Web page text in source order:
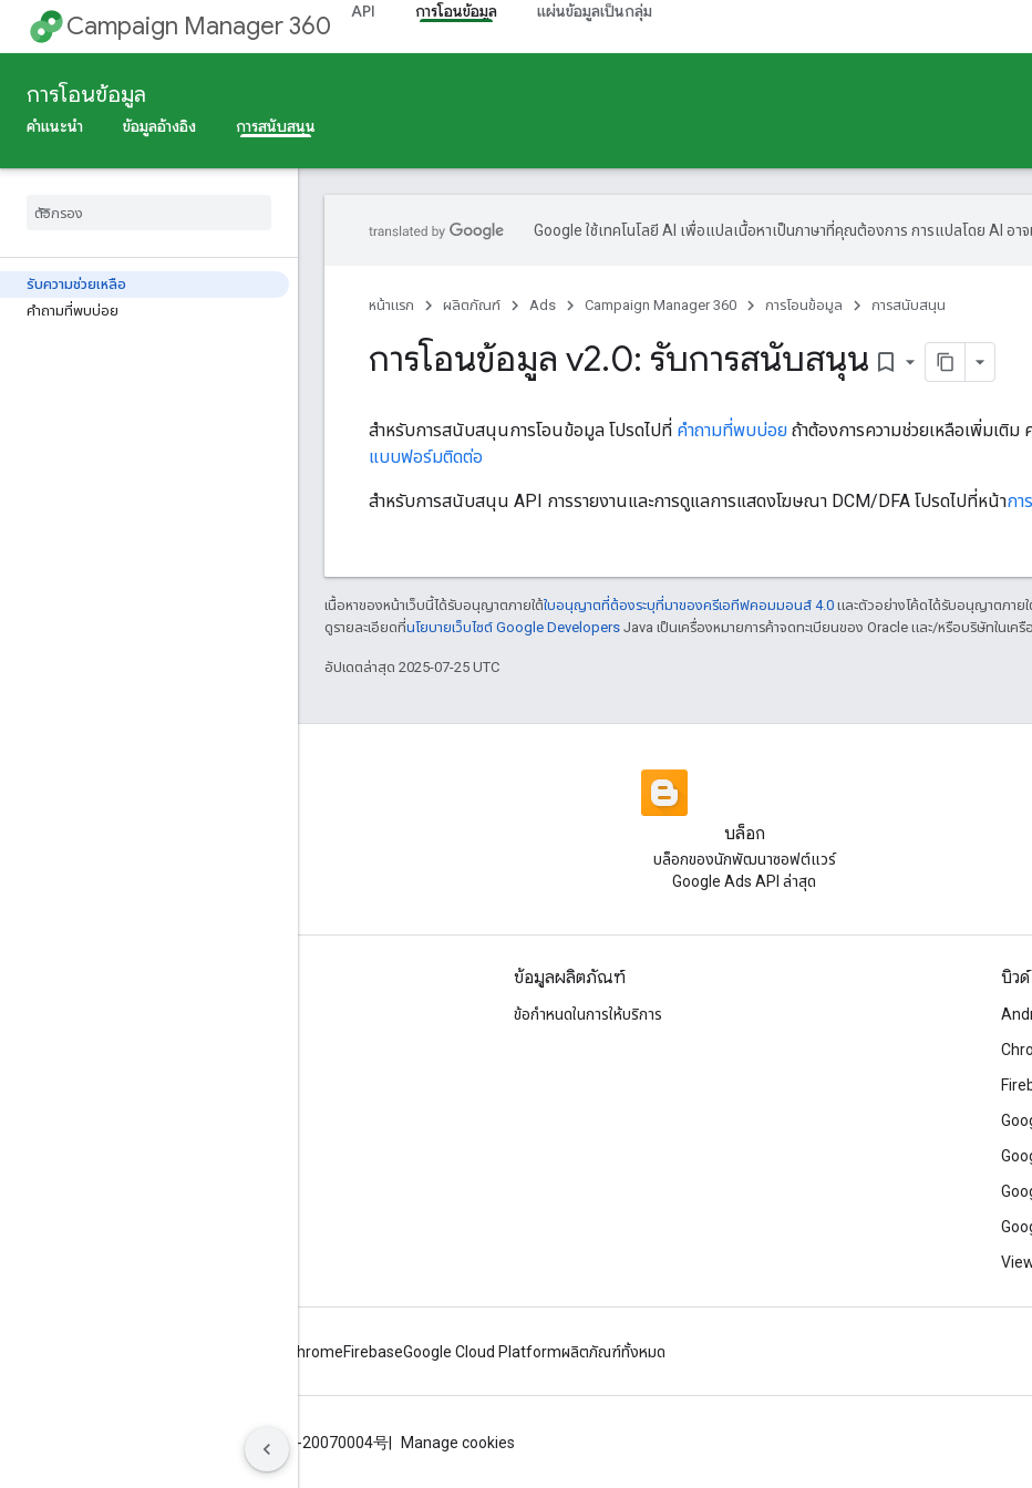
Campaign Manager 360 API การโอนข้อมูล แผ่นข้อมูลเป็นกลุ่ม
การโอนข้อมูล
คำแนะนำ ข้อมูลอ้างอิง การสนับสนุน
รับความช่วยเหลือ
คำถามที่พบบ่อย
Google ใช้เทคโนโลยี AI เพื่อแปลเนื้อหาเป็นภาษาที่คุณต้องการ การแปลโดย AI อา
หน้าแรก ผลิตภัณฑ์ Ads Campaign Manager 360 การโอนข้อมูล การสนับสนุน
การโอนข้อมูล v2.0: รับการสนับสนุน bookmark_border
สำหรับการสนับสนุนการโอนข้อมูล โปรดไปที่ คำถามที่พบบ่อย ถ้าต้องการความช่วยเหลือเพิ่มเติ
แบบฟอร์มติดต่อ
สำหรับการสนับสนุน API การรายงานและการดูแลการแสดงโฆษณา DCM/DFA โปรดไปที่หน้ากา
เนื้อหาของหน้าเว็บนี้ได้รับอนุญาตภายใต้ใบอนุญาตที่ต้องระบุที่มาของครีเอทีฟคอมมอนส์ 4.0 และตัวอย่างโค้ดได้รับอนุญาตภายใ
ดูรายละเอียดที่นโยบายเว็บไซต์ Google Developers Java เป็นเครื่องหมายการค้าจดทะเบียนของ Oracle และ/หรือบริษัทในเครือ
อัปเดตล่าสุด 2025-07-25 UTC
บล็อก
บล็อกของนักพัฒนาซอฟต์แวร์
Google Ads API ล่าสุด
ข้อมูลผลิตภัณฑ์
ข้อกำหนดในการให้บริการ
บิวด์
ChromeFirebaseGoogle Cloud Platformผลิตภัณฑ์ทั้งหมด
ICP证合字B2-20070004号 Manage cookies